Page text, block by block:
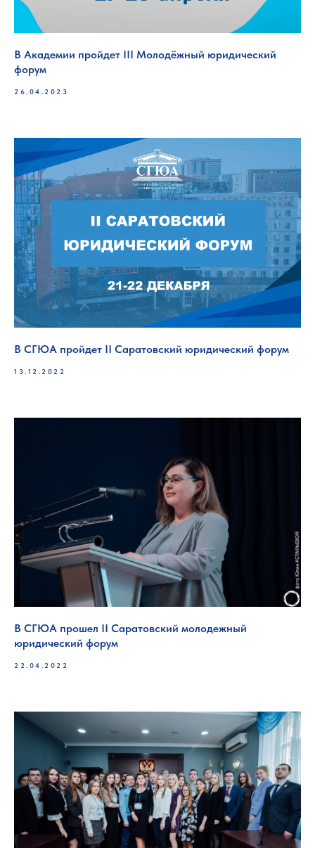
В Академии пройдет III Молодёжный юридический
форум
26.04.2023
В СГЮА пройдет II Саратовский юридический форум
13.12.2022
В СГЮА прошел II Саратовский молодежный
юридический форум
22.04.2022